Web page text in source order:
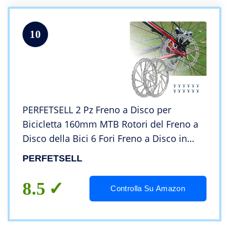
10
PERFETSELL 2 Pz Freno a Disco per
Bicicletta 160mm MTB Rotori del Freno a
Disco della Bici 6 Fori Freno a Disco in
Acciaio con 12 Viti per la maggior parte
PERFETSELL
8.5 Controlla Su Amazon